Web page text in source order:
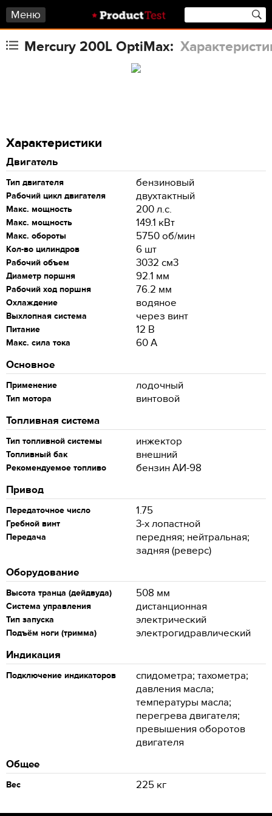
Меню
Mercury 200L OptiMax:
Характеристики
Двигатель
Тип двигателя бензиновый
Рабочий цикл двигателя двухтактный
Макс. мощность 200 л.с.
Макс. мощность 149.1 кВт
Макс. обороты 5750 об/мин
Кол-во цилиндров 6 шт
Рабочий объем 3032 см3
Диаметр поршня 92.1 мм
Рабочий ход поршня 76.2 мм
Охлаждение водяное
Выхлопная система через винт
Питание 12 В
Макс. сила тока
60 А
Основное
Применение лодочный
Тип мотора
винтовой
Топливная система
Тип топливной системы инжектор
Топливный бак внешний
Рекомендуемое топливо
бензин АИ-98
Привод
Передаточное число 1.75
Гребной винт 3-х лопастной
Передача
передняя; нейтральная;
задняя (реверс)
Оборудование
Высота транца (дейдвуда) 508 мм
Система управления дистанционная
Тип запуска электрический
Подъём ноги (тримма)
электрогидравлический
Индикация
Подключение индикаторов
спидометра; тахометра;
давления масла;
температуры масла;
перегрева двигателя;
превышения оборотов
двигателя
Общее
Вес 225 кг